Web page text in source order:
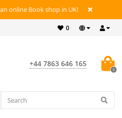
online Book shop in UK!
0
+44 7863 646 165
0